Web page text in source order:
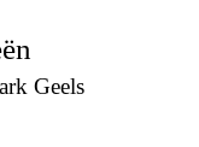
Geels